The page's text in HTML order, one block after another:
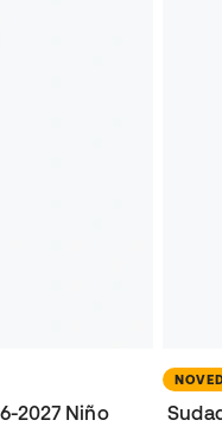
2027 Niño